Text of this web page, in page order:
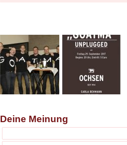
Deine Meinung